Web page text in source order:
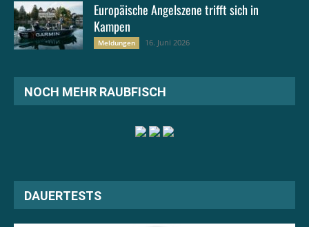
Europäische Angelszene trifft sich in
Kampen
Meldungen 16. Juni 2026
NOCH MEHR RAUBFISCH
DAUERTESTS